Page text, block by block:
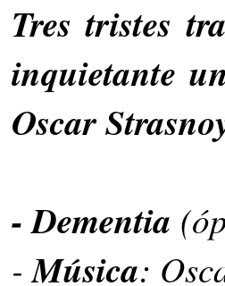
Tres tristes
inquietante
Oscar
- Dementia
-Música: